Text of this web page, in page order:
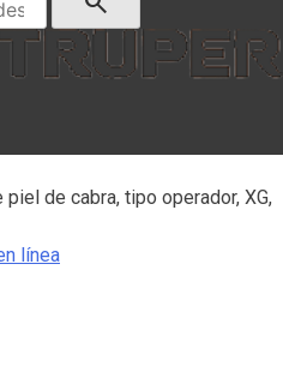
piel de cabra, tipo operador, XG,
línea